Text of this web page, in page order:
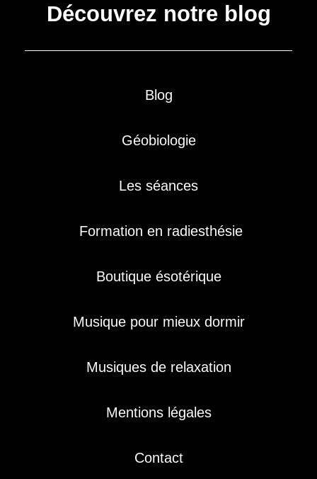
Découvrez notre blog
Blog
Géobiologie
Les séances
Formation en radiesthésie
Boutique ésotérique
Musique pour mieux dormir
Musiques de relaxation
Mentions légales
Contact